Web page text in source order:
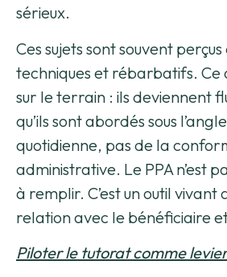
sérieux.
Ces sujets sont souvent
techniques et rébarbatifs. Ce
sur le terrain : ils deviennent
qu’ils sont abordés sous
quotidienne, pas de la
administrative. Le PPA n’est
à remplir. C’est un outil vivant
relation avec le bénéficiaire
Piloter le tutorat comme